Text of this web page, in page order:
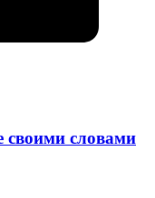
своими словами